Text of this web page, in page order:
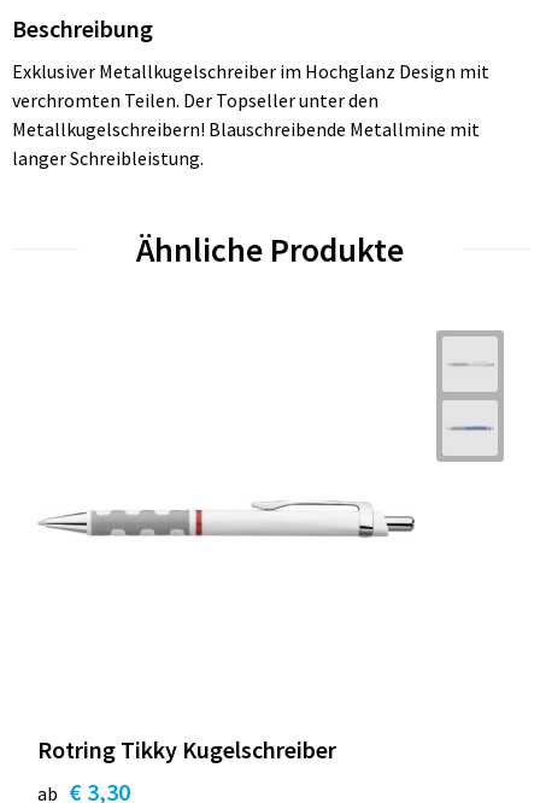
Beschreibung
Exklusiver Metallkugelschreiber im Hochglanz Design mit
verchromten Teilen. Der Topseller unter den
Metallkugelschreibern! Blauschreibende Metallmine mit
langer Schreibleistung.
Ähnliche Produkte
Rotring Tikky Kugelschreiber
ab € 3,30